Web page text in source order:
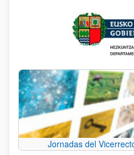
Jornadas del